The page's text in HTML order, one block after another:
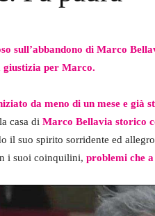
sull’abbandono di Marco
giustizia per Marco.
da meno di un mese e già
casa di Marco Bellavia storico
il suo spirito sorridente ed
i suoi coinquilini, problemi che